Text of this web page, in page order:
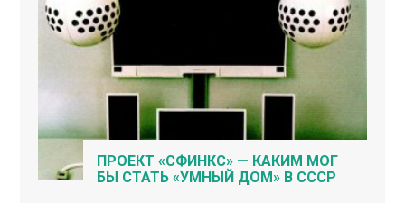
ПРОЕКТ «СФИНКС» — КАКИМ МОГ
БЫ СТАТЬ «УМНЫЙ ДОМ» В СССР